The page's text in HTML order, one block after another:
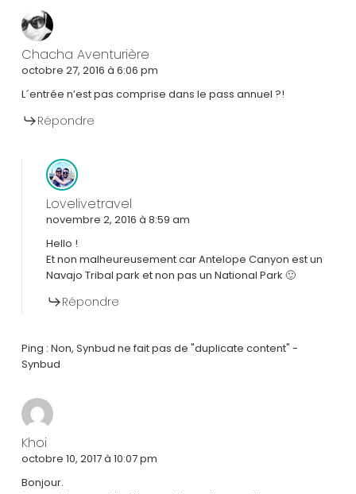
Chacha Aventurière
octobre 27, 2016 à 6:06 pm
L´entrée n’est pas comprise dans le pass annuel ?!
Répondre
Lovelivetravel
novembre 2, 2016 à 8:59 am
Hello !
Et non malheureusement car Antelope Canyon est un
Navajo Tribal park et non pas un National Park 🙂
Répondre
Ping : Non, Synbud ne fait pas de "duplicate content" -
Synbud
Khoi
octobre 10, 2017 à 10:07 pm
Bonjour.